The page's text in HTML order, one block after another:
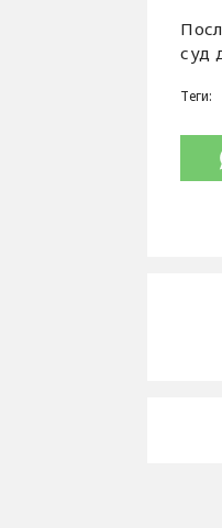
суд
Теги: